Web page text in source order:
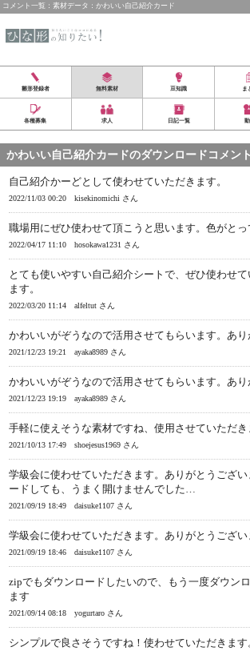
コメント一覧：素材データ：かわいい自己紹介カード
雛形登録者 無料素材 豆知識 ま
各種募集 求人 日記一覧
かわいい自己紹介カードのダウンロードコメント
自己紹介かーどとして使わせていただきます。
2022/11/03 00:20 kisekinomichi さん
職場用にぜひ使わせて頂こうと思います。色がとっ
2022/04/17 11:10 hosokawa1231 さん
とても使いやすい自己紹介シートで、ぜひ使わせ
ます。
2022/03/20 11:14 alfeltut さん
かわいいがぞうなので活用させてもらいます。あり
2021/12/23 19:21 ayaka8989 さん
かわいいがぞうなので活用させてもらいます。あり
2021/12/23 19:19 ayaka8989 さん
手軽に使えそうな素材ですね、使用させていただき
2021/10/13 17:49 shoejesus1969 さん
学級会に使わせていただきます。ありがとうござ
ードしても、うまく開けませんでした…
2021/09/19 18:49 daisuke1107 さん
学級会に使わせていただきます。ありがとうござい
2021/09/19 18:46 daisuke1107 さん
zipでもダウンロードしたいので、もう一度ダウン
ます
2021/09/14 08:18 yogurtaro さん
シンプルで良さそうですね！使わせていただきます